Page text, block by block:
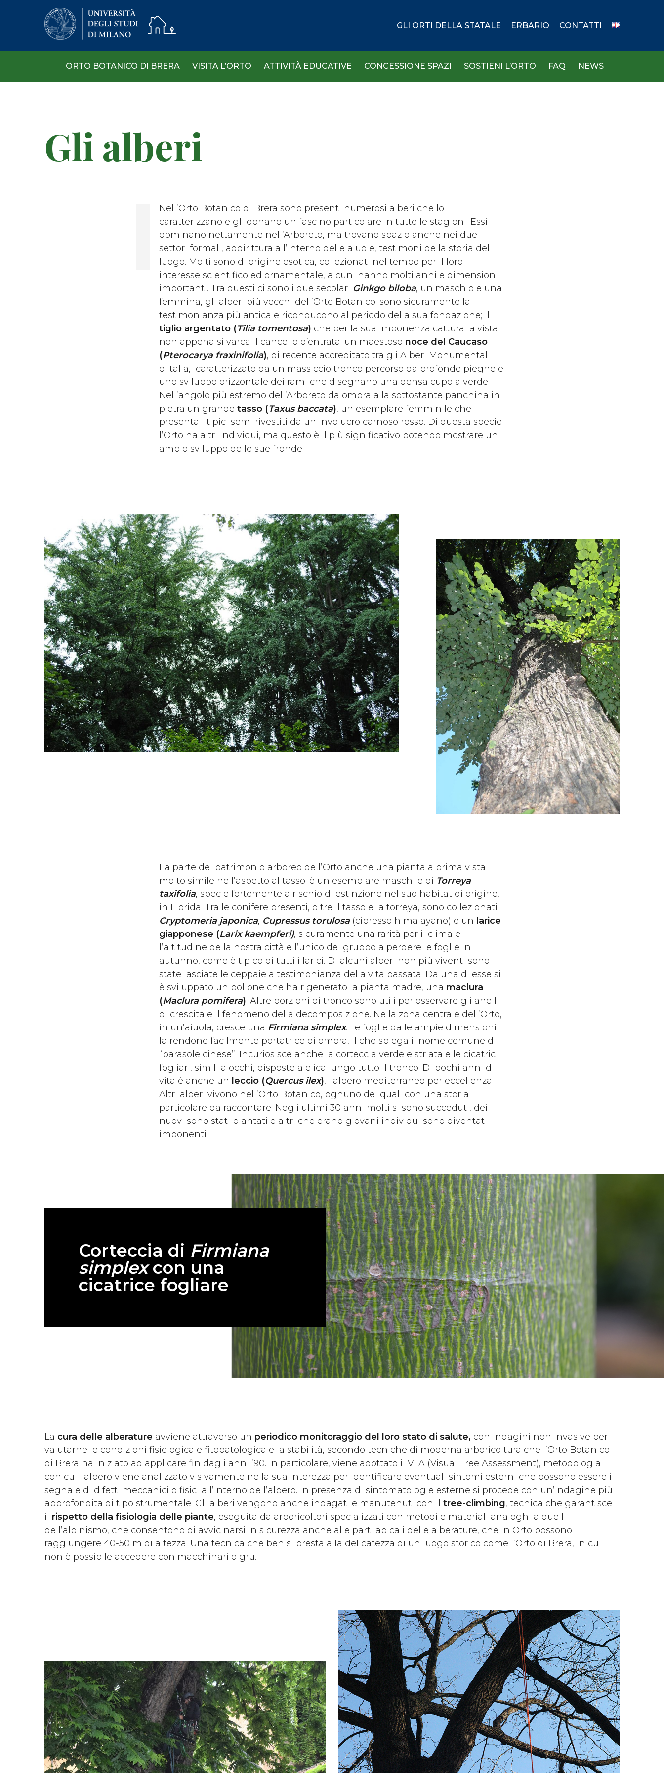
GLI ORTI DELLA STATALE ERBARIO CONTATTI
ORTO BOTANICO DI BRERA VISITA L’ORTO ATTIVITÀ EDUCATIVE CONCESSIONE SPAZI SOSTIENI L’ORTO FAQ NEWS
Gli alberi
Nell’Orto Botanico di Brera sono presenti numerosi alberi che lo
caratterizzano e gli donano un fascino particolare in tutte le stagioni. Essi
dominano nettamente nell’Arboreto, ma trovano spazio anche nei due
settori formali, addirittura all’interno delle aiuole, testimoni della storia del
luogo. Molti sono di origine esotica, collezionati nel tempo per il loro
interesse scientifico ed ornamentale, alcuni hanno molti anni e dimensioni
importanti. Tra questi ci sono i due secolari Ginkgo biloba, un maschio e una
femmina, gli alberi più vecchi dell’Orto Botanico: sono sicuramente la
testimonianza più antica e riconducono al periodo della sua fondazione; il
tiglio argentato (Tilia tomentosa) che per la sua imponenza cattura la vista
non appena si varca il cancello d’entrata; un maestoso noce del Caucaso
(Pterocarya fraxinifolia), di recente accreditato tra gli Alberi Monumentali
d’Italia, caratterizzato da un massiccio tronco percorso da profonde pieghe e
uno sviluppo orizzontale dei rami che disegnano una densa cupola verde.
Nell’angolo più estremo dell’Arboreto da ombra alla sottostante panchina in
pietra un grande tasso (Taxus baccata), un esemplare femminile che
presenta i tipici semi rivestiti da un involucro carnoso rosso. Di questa specie
l’Orto ha altri individui, ma questo è il più significativo potendo mostrare un
ampio sviluppo delle sue fronde.
Fa parte del patrimonio arboreo dell’Orto anche una pianta a prima vista
molto simile nell’aspetto al tasso: è un esemplare maschile di Torreya
taxifolia, specie fortemente a rischio di estinzione nel suo habitat di origine,
in Florida. Tra le conifere presenti, oltre il tasso e la torreya, sono collezionati
Cryptomeria japonica, Cupressus torulosa (cipresso himalayano) e un larice
giapponese (Larix kaempferi), sicuramente una rarità per il clima e
l’altitudine della nostra città e l’unico del gruppo a perdere le foglie in
autunno, come è tipico di tutti i larici. Di alcuni alberi non più viventi sono
state lasciate le ceppaie a testimonianza della vita passata. Da una di esse si
è sviluppato un pollone che ha rigenerato la pianta madre, una maclura
(Maclura pomifera). Altre porzioni di tronco sono utili per osservare gli anelli
di crescita e il fenomeno della decomposizione. Nella zona centrale dell’Orto,
in un’aiuola, cresce una Firmiana simplex. Le foglie dalle ampie dimensioni
la rendono facilmente portatrice di ombra, il che spiega il nome comune di
“parasole cinese”. Incuriosisce anche la corteccia verde e striata e le cicatrici
fogliari, simili a occhi, disposte a elica lungo tutto il tronco. Di pochi anni di
vita è anche un leccio (Quercus ilex), l’albero mediterraneo per eccellenza.
Altri alberi vivono nell’Orto Botanico, ognuno dei quali con una storia
particolare da raccontare. Negli ultimi 30 anni molti si sono succeduti, dei
nuovi sono stati piantati e altri che erano giovani individui sono diventati
imponenti.
Corteccia di Firmiana
simplexcon una
cicatrice fogliare
La cura delle alberature avviene attraverso un periodico monitoraggio del loro stato di salute, con indagini non invasive per
valutarne le condizioni fisiologica e fitopatologica e la stabilità, secondo tecniche di moderna arboricoltura che l’Orto Botanico
di Brera ha iniziato ad applicare fin dagli anni ’90. In particolare, viene adottato il VTA (Visual Tree Assessment), metodologia
con cui l’albero viene analizzato visivamente nella sua interezza per identificare eventuali sintomi esterni che possono essere il
segnale di difetti meccanici o fisici all’interno dell’albero. In presenza di sintomatologie esterne si procede con un’indagine più
approfondita di tipo strumentale. Gli alberi vengono anche indagati e manutenuti con iltree-climbing, tecnica che garantisce
il rispetto della fisiologia delle piante, eseguita da arboricoltori specializzati con metodi e materiali analoghi a quelli
dell’alpinismo, che consentono di avvicinarsi in sicurezza anche alle parti apicali delle alberature, che in Orto possono
raggiungere 40-50 m di altezza. Una tecnica che ben si presta alla delicatezza di un luogo storico come l’Orto di Brera, in cui
non è possibile accedere con macchinari o gru.